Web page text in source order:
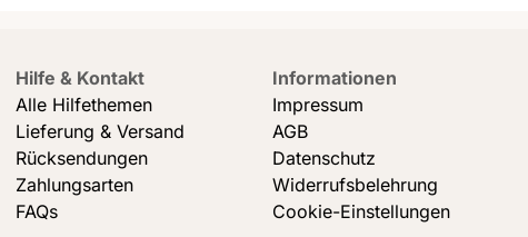
Hilfe & Kontakt
Alle Hilfethemen
Lieferung & Versand
Rücksendungen
Zahlungsarten
FAQs
Informationen
Impressum
AGB
Datenschutz
Widerrufsbelehrung
Cookie-Einstellungen